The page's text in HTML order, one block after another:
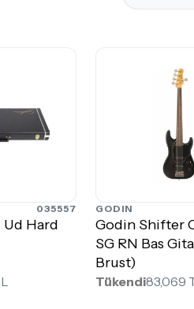
035557
Hard
GODIN
Godin Shifter
SG RN Bas
Brust)
Tükendi83,069